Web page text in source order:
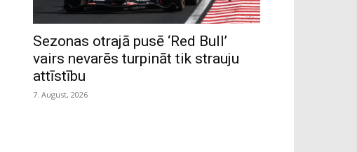
Sezonas otrajā pusē ‘Red Bull’
vairs nevarēs turpināt tik strauju
attīstību
7. August, 2026